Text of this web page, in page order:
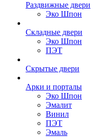
Раздвижные двери
Эко Шпон
Складные двери
Эко Шпон
ПЭТ
Скрытые двери
Арки и порталы
Эко Шпон
Эмалит
Винил
ПЭТ
Эмаль